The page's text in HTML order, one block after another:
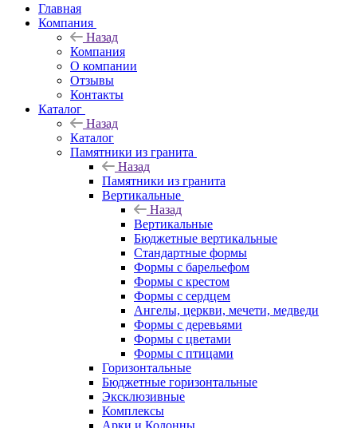
Главная
Компания
Назад
Компания
О компании
Отзывы
Контакты
Каталог
Назад
Каталог
Памятники из гранита
Назад
Памятники из гранита
Вертикальные
Назад
Вертикальные
Бюджетные вертикальные
Стандартные формы
Формы с барельефом
Формы с крестом
Формы с сердцем
Ангелы, церкви, мечети, медведи
Формы с деревьями
Формы с цветами
Формы с птицами
Горизонтальные
Бюджетные горизонтальные
Эксклюзивные
Комплексы
Арки и Колонны